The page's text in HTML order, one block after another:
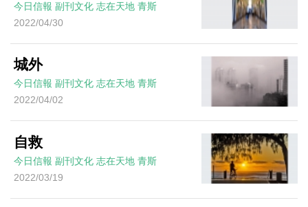
今日信報 副刊文化 志在天地 青斯
2022/04/30
城外
今日信報 副刊文化 志在天地 青斯
2022/04/02
自救
今日信報 副刊文化 志在天地 青斯
2022/03/19